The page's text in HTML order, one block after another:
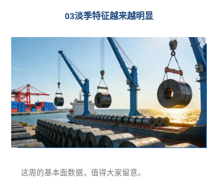
03淡季特征越来越明显
这周的基本面数据，值得大家留意。